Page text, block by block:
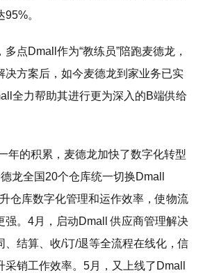
。
点Dmall作为“教练员”陪跑麦德龙，
决方案后，如今麦德龙到家业务已实
全力帮助其进行更为深入的B端供给
年的积累，麦德龙加快了数字化转型
龙全国20个仓库统一切换Dmall
仓库数字化管理和运作效率，使物流
强。4月，启动Dmall 供应商管理解决
、结算、收/订/退等全流程在线化，信
采销工作效率。5月，又上线了Dmall